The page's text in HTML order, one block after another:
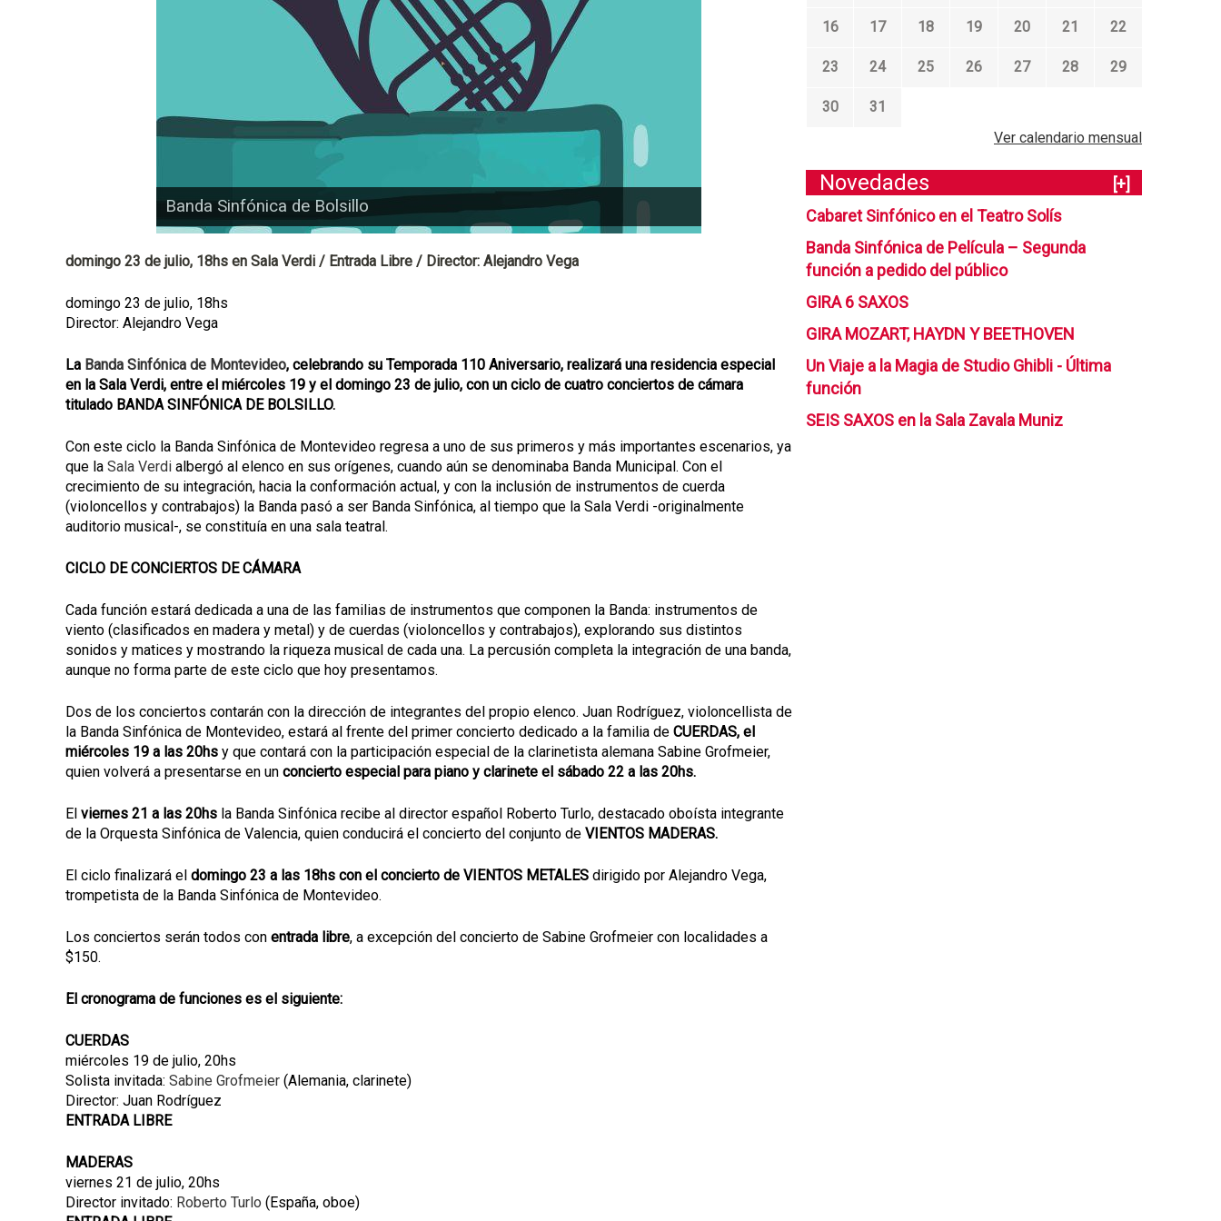
Banda Sinfónica de Bolsillo
domingo 23 de julio, 18hs en Sala Verdi / Entrada Libre / Director: Alejandro Vega
domingo 23 de julio, 18hs
Director: Alejandro Vega
La Banda Sinfónica de Montevideo, celebrando su Temporada 110 Aniversario, realizará una residencia especial
en la Sala Verdi, entre el miércoles 19 y el domingo 23 de julio, con un ciclo de cuatro conciertos de cámara
titulado BANDA SINFÓNICA DE BOLSILLO.
Con este ciclo la Banda Sinfónica de Montevideo regresa a uno de sus primeros y más importantes escenarios, ya
que la Sala Verdi albergó al elenco en sus orígenes, cuando aún se denominaba Banda Municipal. Con el
crecimiento de su integración, hacia la conformación actual, y con la inclusión de instrumentos de cuerda
(violoncellos y contrabajos) la Banda pasó a ser Banda Sinfónica, al tiempo que la Sala Verdi -originalmente
auditorio musical-, se constituía en una sala teatral.
CICLO DE CONCIERTOS DE CÁMARA
Cada función estará dedicada a una de las familias de instrumentos que componen la Banda: instrumentos de
viento (clasificados en madera y metal) y de cuerdas (violoncellos y contrabajos), explorando sus distintos
sonidos y matices y mostrando la riqueza musical de cada una. La percusión completa la integración de una banda,
aunque no forma parte de este ciclo que hoy presentamos.
Dos de los conciertos contarán con la dirección de integrantes del propio elenco. Juan Rodríguez, violoncellista de
la Banda Sinfónica de Montevideo, estará al frente del primer concierto dedicado a la familia de CUERDAS, el
miércoles 19 a las 20hs y que contará con la participación especial de la clarinetista alemana Sabine Grofmeier,
quien volverá a presentarse en un concierto especial para piano y clarinete el sábado 22 a las 20hs.
El viernes 21 a las 20hs la Banda Sinfónica recibe al director español Roberto Turlo, destacado oboísta integrante
de la Orquesta Sinfónica de Valencia, quien conducirá el concierto del conjunto de VIENTOS MADERAS.
El ciclo finalizará el domingo 23 a las 18hs con el concierto de VIENTOS METALES dirigido por Alejandro Vega,
trompetista de la Banda Sinfónica de Montevideo.
Los conciertos serán todos con entrada libre, a excepción del concierto de Sabine Grofmeier con localidades a
$150.
El cronograma de funciones es el siguiente:
CUERDAS
miércoles 19 de julio, 20hs
Solista invitada: Sabine Grofmeier (Alemania, clarinete)
Director: Juan Rodríguez
ENTRADA LIBRE
MADERAS
viernes 21 de julio, 20hs
Director invitado: Roberto Turlo (España, oboe)
16 17 18 19 20 21 22
23 24 25 26 27 28 29
30
31
Ver calendario mensual
Novedades
[+]
Cabaret Sinfónico en el Teatro Solís
Banda Sinfónica de Película – Segunda
función a pedido del público
GIRA 6 SAXOS
GIRA MOZART, HAYDN Y BEETHOVEN
Un Viaje a la Magia de Studio Ghibli - Última
función
SEIS SAXOS en la Sala Zavala Muniz